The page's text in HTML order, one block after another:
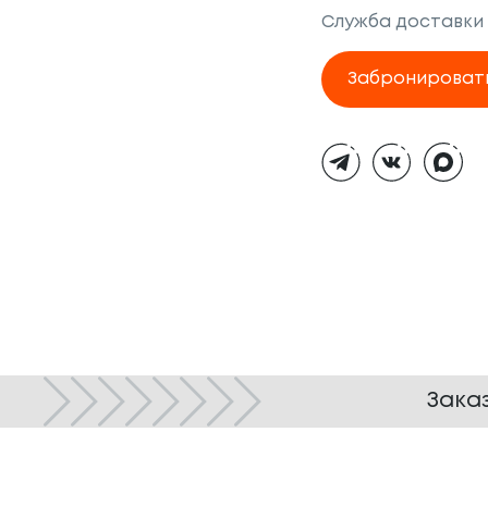
Служба доставки
тема